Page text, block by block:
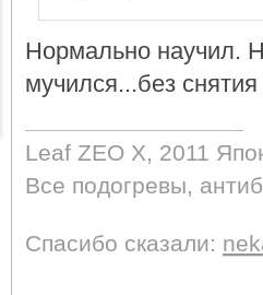
Нормально научил.
мучился...без снятия
Leaf ZEO Х, 2011
Все подогревы,
Спасибо сказали: